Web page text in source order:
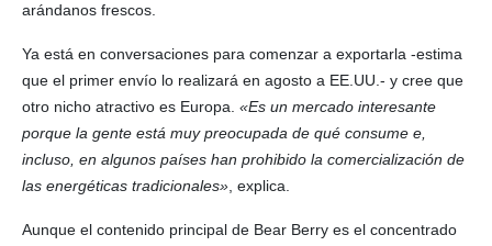
arándanos frescos.
Ya está en conversaciones para comenzar a exportarla -estima
que el primer envío lo realizará en agosto a EE.UU.- y cree que
otro nicho atractivo es Europa. «Es un mercado interesante
porque la gente está muy preocupada de qué consume e,
incluso, en algunos países han prohibido la comercialización de
las energéticas tradicionales» , explica.
Aunque el contenido principal de Bear Berry es el concentrado